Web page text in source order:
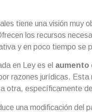
tiene una visión muy
los recursos
y en poco tiempo se
en Ley es el aumento
razones jurídicas.
otra, específicamente
una modificación